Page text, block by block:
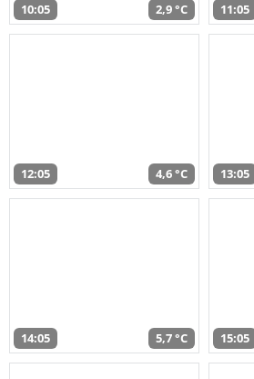
10:05 2,9 °C 11:05
12:05 4,6 °C 13:05
14:05 5,7 °C 15:05